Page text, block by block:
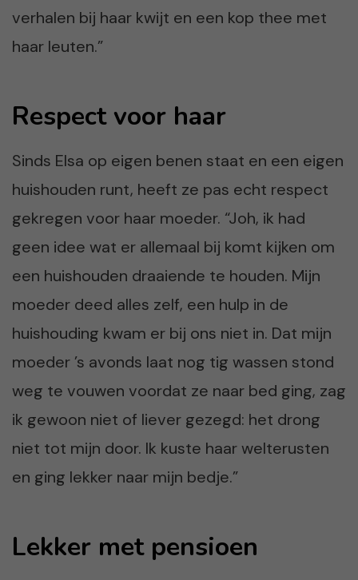
verhalen bij haar kwijt en een kop thee met
haar leuten.”
Respect voor haar
Sinds Elsa op eigen benen staat en een eigen
huishouden runt, heeft ze pas echt respect
gekregen voor haar moeder. “Joh, ik had
geen idee wat er allemaal bij komt kijken om
een huishouden draaiende te houden. Mijn
moeder deed alles zelf, een hulp in de
huishouding kwam er bij ons niet in. Dat mijn
moeder ’s avonds laat nog tig wassen stond
weg te vouwen voordat ze naar bed ging, zag
ik gewoon niet of liever gezegd: het drong
niet tot mijn door. Ik kuste haar welterusten
en ging lekker naar mijn bedje.”
Lekker met pensioen